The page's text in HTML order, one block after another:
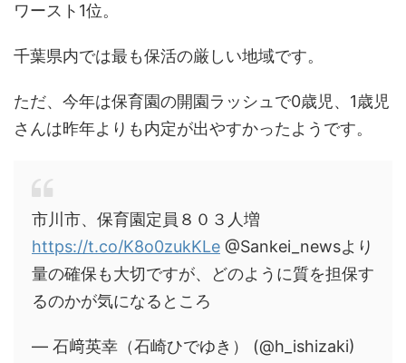
ワースト1位。
千葉県内では最も保活の厳しい地域です。
ただ、今年は保育園の開園ラッシュで0歳児、1歳児
さんは昨年よりも内定が出やすかったようです。
市川市、保育園定員８０３人増
https://t.co/K8o0zukKLe @Sankei_newsより
量の確保も大切ですが、どのように質を担保す
るのかが気になるところ
— 石﨑英幸（石崎ひでゆき） (@h_ishizaki)